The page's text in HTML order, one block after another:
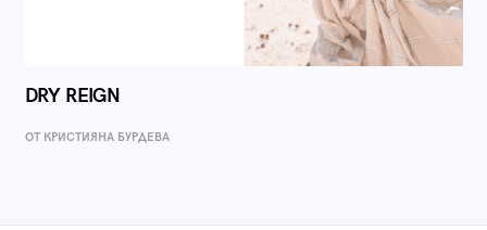
DRY REIGN
ОТ КРИСТИЯНА БУРДЕВА